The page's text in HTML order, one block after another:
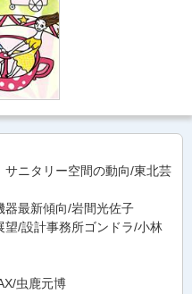
ニタリー空間の動向/東北芸
器最新傾向/岩間光佐子
/設計事務所ゴンドラ/小林
虫鹿元博